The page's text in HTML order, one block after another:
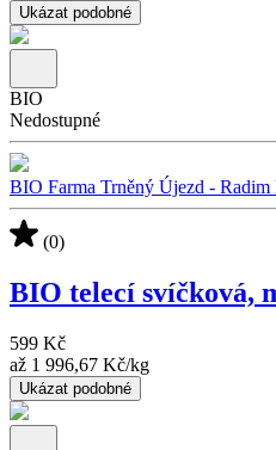
Ukázat podobné
BIO
Nedostupné
BIO Farma Trněný Újezd -
(0)
BIO telecí svíčková,
599 Kč
až 1 996,67 Kč/kg
Ukázat podobné